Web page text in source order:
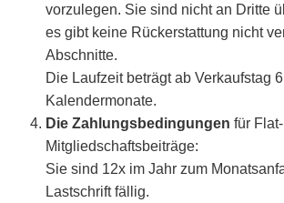
vorzulegen. Sie sind nicht an Dritte
es gibt keine Rückerstattung nicht
Abschnitte.
Die Laufzeit beträgt ab Verkaufstag
Kalendermonate.
Die Zahlungsbedingungen für Flat-
Mitgliedschaftsbeiträge:
Sie sind 12x im Jahr zum
Lastschrift fällig.